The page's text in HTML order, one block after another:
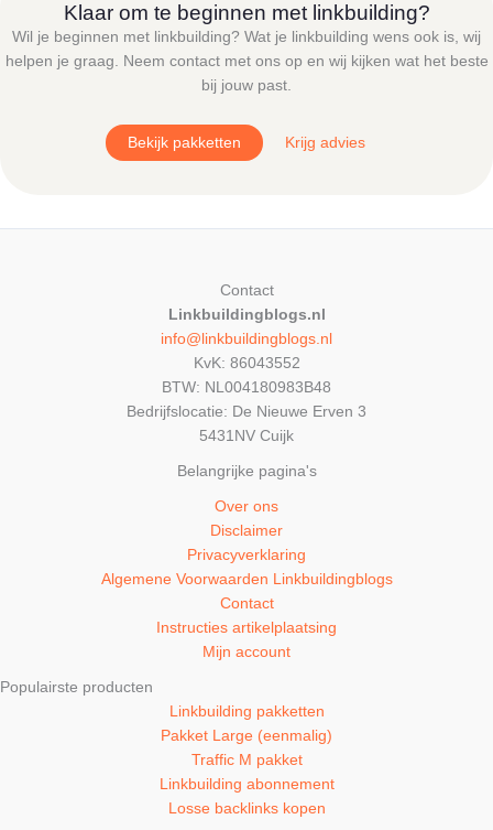
kan
gekozen
worden
op
productpagina
Klaar om te beginnen met linkbuilding?
Wil je beginnen met linkbuilding? Wat je linkbuilding wens ook is, wij
helpen je graag. Neem contact met ons op en wij kijken wat het beste
bij jouw past.
Bekijk pakketten Krijg advies
Contact
Linkbuildingblogs.nl
info@linkbuildingblogs.nl
KvK: 86043552
BTW: NL004180983B48
Bedrijfslocatie: De Nieuwe Erven 3
5431NV Cuijk
Belangrijke pagina's
Over ons
Disclaimer
Privacyverklaring
Algemene Voorwaarden Linkbuildingblogs
Contact
Instructies artikelplaatsing
Mijn account
Populairste producten
Linkbuilding pakketten
Pakket Large (eenmalig)
Traffic M pakket
Linkbuilding abonnement
Losse backlinks kopen